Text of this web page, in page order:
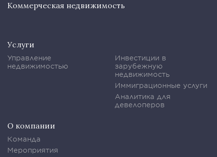
Коммерческая недвижимость
Услуги
Управление
недвижимостью
Инвестиции в
зарубежную
недвижимость
Иммиграционные услуги
Аналитика для
девелоперов
О компании
Команда
Мероприятия